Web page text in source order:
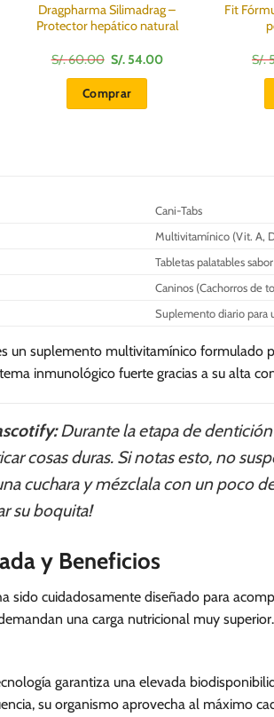
Dragpharma Silimadrag –
Protector hepático natural
S/.60.00 El
precio
original
era:
S/.
S/. 54.00El
Comprar
Fit
S/.
Cani-Tabs
Multivitamínico (Vit. A,
Tabletas palatables
Caninos (Cachorros de
Suplemento diario para
un suplemento multivitamínico formulado
inmunológico fuerte gracias a su alta
Durante la etapa de
cosas duras. Si notas esto, no
cuchara y mézclala con un poco
su boquita!
y Beneficios
sido cuidadosamente diseñado para
una carga nutricional muy
garantiza una elevada
su organismo aprovecha al máximo